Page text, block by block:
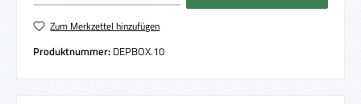
Zum Merkzettel hinzufügen
Produktnummer: DEPBOX.10